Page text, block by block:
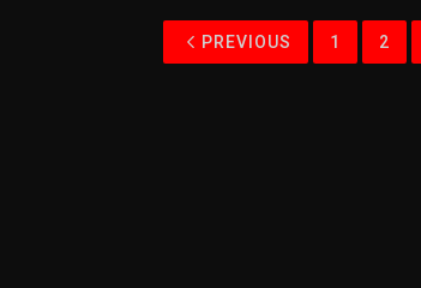
PREVIOUS 1 2